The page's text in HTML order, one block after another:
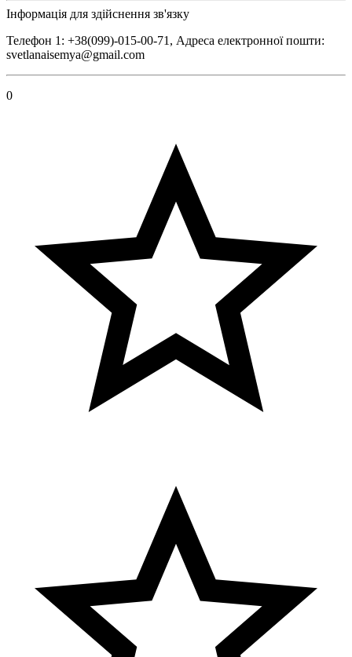
Інформація для здійснення зв'язку
Телефон 1: +38(099)-015-00-71, Адреса електронної пошти:
svetlanaisemya@gmail.com
0